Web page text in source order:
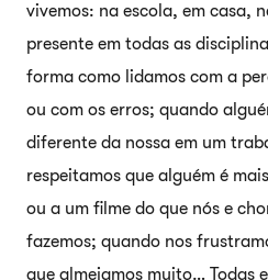
vivemos: na escola, em casa,
presente em todas as
forma como lidamos com a
ou com os erros; quando
diferente da nossa em um
respeitamos que alguém é
ou a um filme do que nós e
fazemos; quando nos
que almejamos muito… Todas